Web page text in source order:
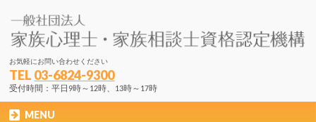
お気軽にお問い合わせください
TEL 03-6824-9300
受付時間：平日9時～12時、13時～17時
MENU